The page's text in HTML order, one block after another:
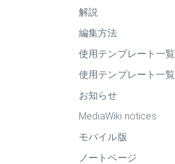
解説
編集方法
使用テンプレート一覧
使用テンプレート一覧
お知らせ
MediaWiki notices
モバイル版
ノートページ